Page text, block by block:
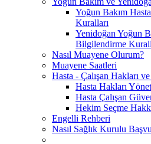
Yoğun Bakım
Kuralları
Yenidoğan Yoğun
Bilgilendirme
Nasıl Muayene Olurum?
Muayene Saatleri
Hasta - Çalışan Hakları
Hasta Hakları
Hasta Çalışan
Hekim Seçme
Engelli Rehberi
Nasıl Sağlık Kurulu